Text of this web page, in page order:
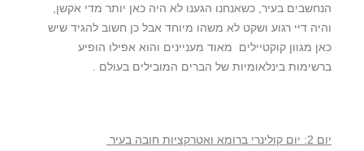
הנחשבים בעיר, כשאנחנו הגענו לא היה כאן יותר מדי אקשן,
והיה דיי רגוע ושקט לא משהו מיוחד אבל כן חשוב להגיד שיש
כאן מגוון קוקטיילים מאוד מעניינים והוא אפילו הופיע
ברשימות בינלאומיות של הברים המובילים בעולם .
יום 2: יום קולינרי ברומא ואטרקציות חובה בעיר